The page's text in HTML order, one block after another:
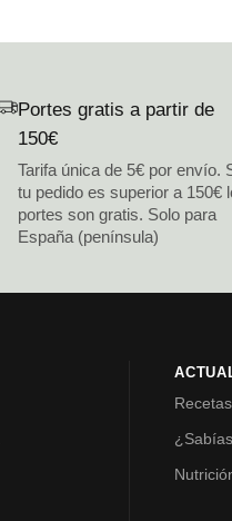
Portes gratis a partir de
150€
Tarifa única de 5€ por envío.
tu pedido es superior a 150€
portes son gratis. Solo para
España (península)
Recetas